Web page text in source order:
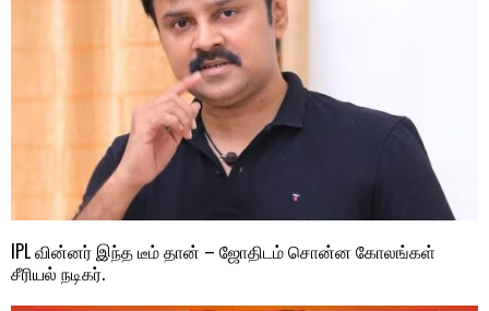
IPL வின்னர் இந்த டீம் தான் – ஜோதிடம் சொன்ன கோலங்கள்
சீரியல் நடிகர்.